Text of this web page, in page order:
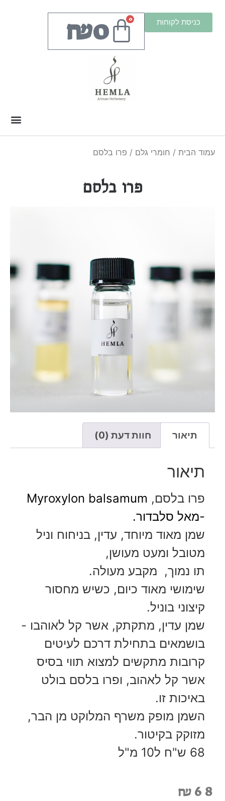
כניסת לקוחות ₪0 0
עמוד הבית / חומרי גלם / פרו בלסם
פרו בלסם
תיאור חוות דעת (0)
תיאור
פרו בלסם,
Myroxylon balsamum
-מאל סלבדור.
שמן מאוד מיוחד, עדין, בניחוח וניל
מטובל ומעט מעושן,
תו נמוך, מקבע מעולה.
שימושי מאוד כיום, כשיש מחסור
קיצוני בוניל.
שמן עדין, מתקתק, אשר קל לאוהבו -
בושמאים בתחילת דרכם לעיטים
קרובות מתקשים למצוא תווי בסיס
אשר קל לאהוב, ופרו בלסם בולט
באיכות זו.
השמן מופק משרף המלוקט מן הבר,
מזוקק בקיטור.
68 ש"ח ל10 מ"ל
₪ 68